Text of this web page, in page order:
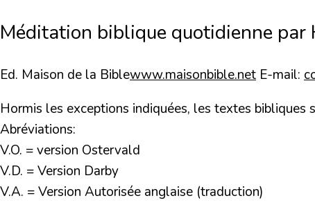
Méditation biblique quotidienne par
Ed. Maison de la Biblewww.maisonbible.net E-mail:
Hormis les exceptions indiquées, les textes bibliques
Abréviations:
V.O. = version Ostervald
V.D. = Version Darby
V.A. = Version Autorisée anglaise (traduction)